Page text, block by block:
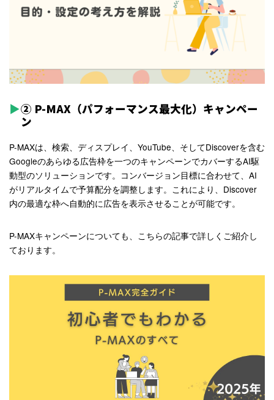
② P-MAX（パフォーマンス最大化）キャンペー
ン
P-MAXは、検索、ディスプレイ、YouTube、そしてDiscoverを含む
Googleのあらゆる広告枠を一つのキャンペーンでカバーするAI駆
動型のソリューションです。コンバージョン目標に合わせて、AI
がリアルタイムで予算配分を調整します。これにより、Discover
内の最適な枠へ自動的に広告を表示させることが可能です。
P-MAXキャンペーンについても、こちらの記事で詳しくご紹介し
ております。